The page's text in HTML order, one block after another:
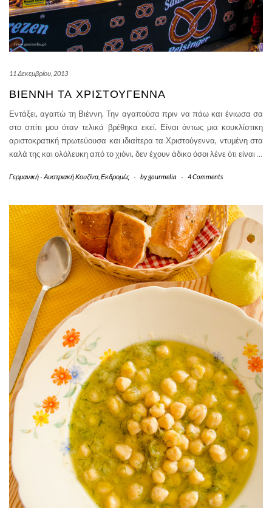
11 Δεκεμβρίου, 2013
ΒΙΈΝΝΗ ΤΑ ΧΡΙΣΤΟΎΓΕΝΝΑ
Εντάξει, αγαπώ τη Βιέννη. Την αγαπούσα πριν να πάω και ένιωσα σα
στο σπίτι μου όταν τελικά βρέθηκα εκεί. Είναι όντως μια κουκλίστικη
αριστοκρατική πρωτεύουσα και ιδιαίτερα τα Χριστούγεννα, ντυμένη στα
καλά της και ολόλευκη από το χιόνι, δεν έχουν άδικο όσοι λένε ότι είναι …
Γερμανική - Αυστριακή Κουζίνα, Εκδρομές - bygourmelia - 4 Comments